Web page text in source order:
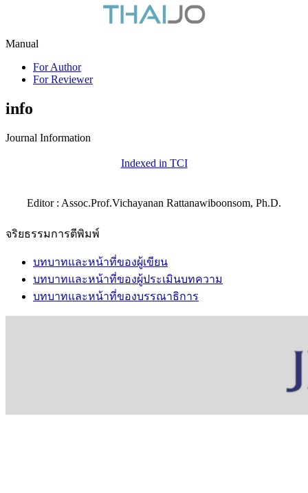
Manual
For Author
For Reviewer
info
Journal Information
Indexed in TCI
Editor : Assoc.Prof.Vichayanan Rattanawiboonsom, Ph.D.
จริยธรรมการตีพิมพ์
บทบาทและหน้าที่ของผู้เขียน
บทบาทและหน้าที่ของผู้ประเมินบทความ
บทบาทและหน้าที่ของบรรณาธิการ